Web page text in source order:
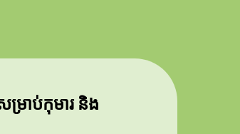
ម្រាប់កុមារ និង